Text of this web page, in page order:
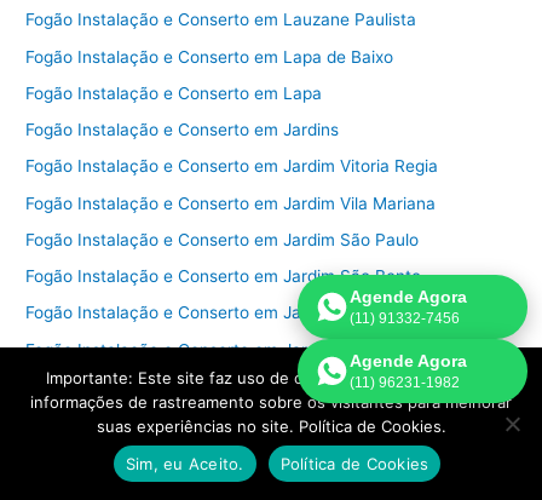
Fogão Instalação e Conserto em Lauzane Paulista
Fogão Instalação e Conserto em Lapa de Baixo
Fogão Instalação e Conserto em Lapa
Fogão Instalação e Conserto em Jardins
Fogão Instalação e Conserto em Jardim Vitoria Regia
Fogão Instalação e Conserto em Jardim Vila Mariana
Fogão Instalação e Conserto em Jardim São Paulo
Fogão Instalação e Conserto em Jardim São Bento
Fogão Instalação e Conserto em Jardim Raposo Tavares
Fogão Instalação e Conserto em Jardim Prudência
Fogão Instalação e Conserto em Jardim Peri Peri
Fogão Instalação e Conserto em Jardim Paulistano
Fogão Instalação e Conserto em Jardim Paulista
Agende Agora
(11) 91332-7456
Agende Agora
(11) 96231-1982
Importante: Este site faz uso de cookies que podem conter
informações de rastreamento sobre os visitantes para melhorar
suas experiências no site. Política de Cookies.
Sim, eu Aceito.
Política de Cookies